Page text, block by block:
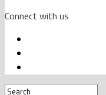
Connect with us